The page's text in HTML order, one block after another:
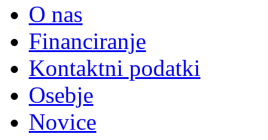
O nas
Financiranje
Kontaktni podatki
Osebje
Novice